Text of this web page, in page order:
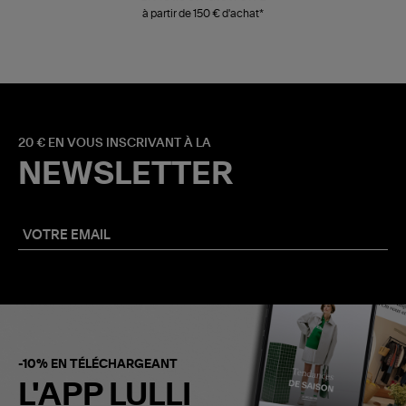
à partir de 150 € d'achat*
20 € EN VOUS INSCRIVANT À LA
NEWSLETTER
-10% EN TÉLÉCHARGEANT
L'APP LULLI